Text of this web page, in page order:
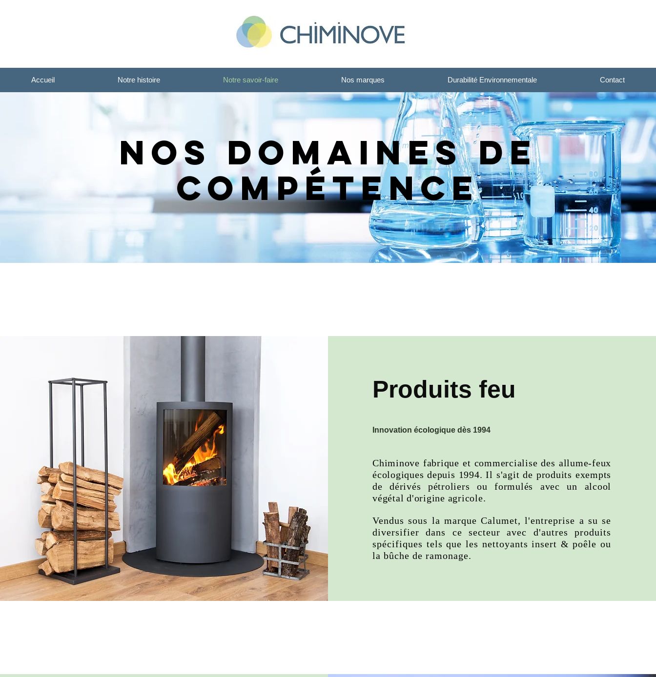
Accueil Notre histoire Notre savoir-faire Nos marques Durabilité Environnementale Contact
Nos domaines de
compétence
Produits feu
Innovation écologique dès 1994
Chiminove fabrique et commercialise des allume-feux
écologiques depuis 1994. Il s'agit de produits exempts
de dérivés pétroliers ou formulés avec un alcool
végétal d'origine agricole.
Vendus sous la marque Calumet, l'entreprise a su se
diversifier dans ce secteur avec d'autres produits
spécifiques tels que les nettoyants insert & poêle ou
la bûche de ramonage.